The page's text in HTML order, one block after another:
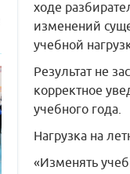
ходе
изменений
учебной
Результат не
корректное
учебного года.
Нагрузка на
«Изменять